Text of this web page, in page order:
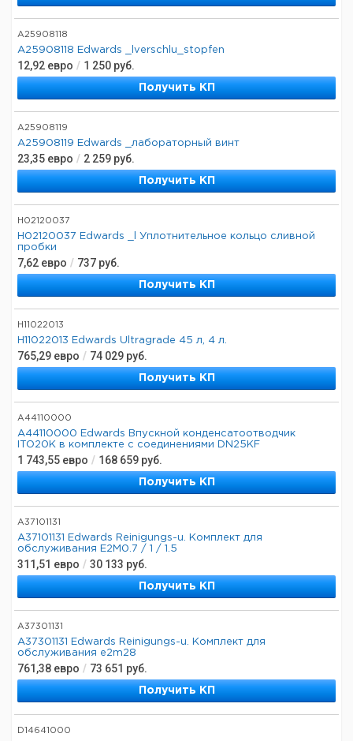
A25908118
A25908118 Edwards _lverschlu_stopfen
12,92 евро / 1 250 руб.
Получить КП
A25908119
A25908119 Edwards _лабораторный винт
23,35 евро / 2 259 руб.
Получить КП
H02120037
H02120037 Edwards _l Уплотнительное кольцо сливной
пробки
7,62 евро / 737 руб.
Получить КП
H11022013
H11022013 Edwards Ultragrade 45 л, 4 л.
765,29 евро / 74 029 руб.
Получить КП
A44110000
A44110000 Edwards Впускной конденсатоотводчик
ITO20K в комплекте с соединениями DN25KF
1 743,55 евро / 168 659 руб.
Получить КП
A37101131
A37101131 Edwards Reinigungs-u. Комплект для
обслуживания E2M0.7 / 1 / 1.5
311,51 евро / 30 133 руб.
Получить КП
A37301131
A37301131 Edwards Reinigungs-u. Комплект для
обслуживания e2m28
761,38 евро / 73 651 руб.
Получить КП
D14641000